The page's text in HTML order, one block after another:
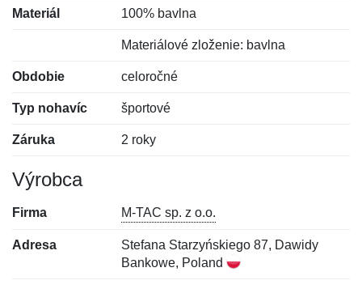
Materiál 100% bavlna
Materiálové zloženie: bavlna
Obdobie celoročné
Typ nohavíc športové
Záruka 2 roky
Výrobca
Firma M-TAC sp. z o.o.
Adresa
Stefana Starzyńskiego 87, Dawidy
Bankowe, Poland